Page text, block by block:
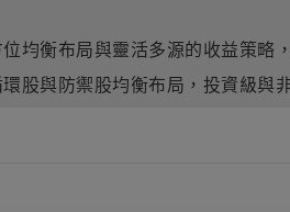
均衡布局與靈活多源的收益策略
股與防禦股均衡布局， 投資級與